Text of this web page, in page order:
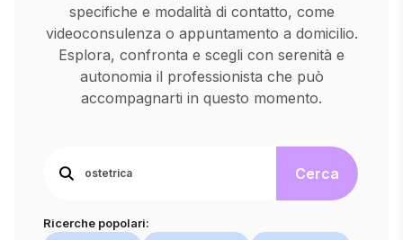
specifiche e modalità di contatto, come
videoconsulenza o appuntamento a domicilio.
Esplora, confronta e scegli con serenità e
autonomia il professionista che può
accompagnarti in questo momento.
Cerca
Ricerche popolari: